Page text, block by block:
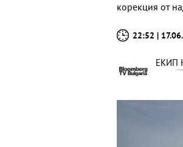
корекция от
22:52 |
ЕКИП